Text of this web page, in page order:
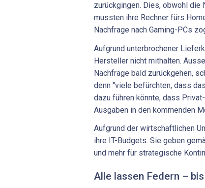
zurückgingen. Dies, obwohl
mussten ihre Rechner fürs
Nachfrage nach Gaming-PCs
Aufgrund unterbrochener
Hersteller nicht mithalten.
Nachfrage bald zurückgehen,
denn "viele befürchten, dass
dazu führen könnte, dass
Ausgaben in den kommenden
Aufgrund der wirtschaftlichen
ihre IT-Budgets. Sie geben
und mehr für strategische
Alle lassen Federn –